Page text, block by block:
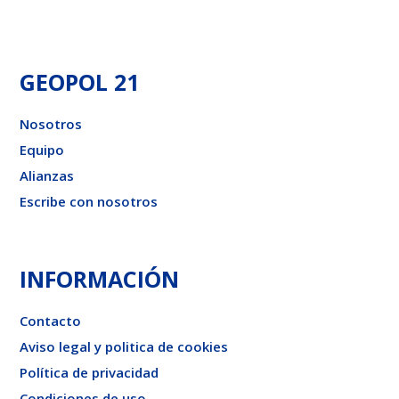
GEOPOL 21
Nosotros
Equipo
Alianzas
Escribe con nosotros
INFORMACIÓN
Contacto
Aviso legal y politica de cookies
Política de privacidad